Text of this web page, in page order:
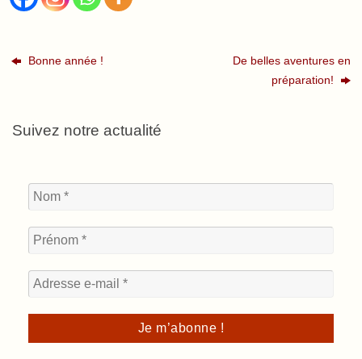
Bonne année !
De belles aventures en
préparation!
Suivez notre actualité